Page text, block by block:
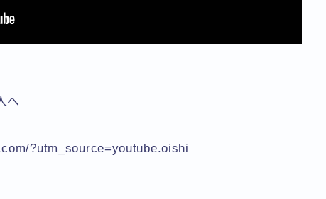
へ
?utm_source=youtube.oishi